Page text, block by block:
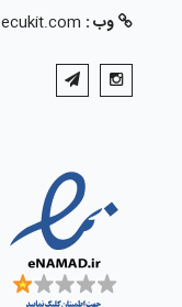
وب : ecukit.com